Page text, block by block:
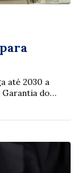
até 2030 a
do